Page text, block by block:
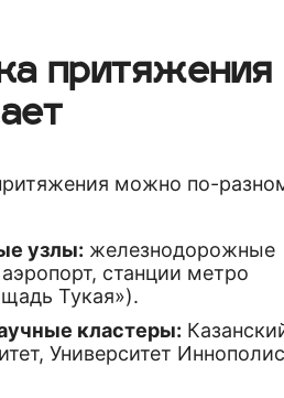
притяжения
можно по-
узлы: железнодорожные
станции метро
Тукая»).
кластеры:
Университет